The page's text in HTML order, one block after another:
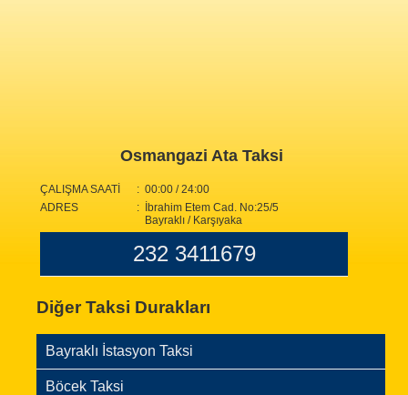
Osmangazi Ata Taksi
ÇALIŞMA SAATİ
: 00:00 / 24:00
ADRES
: İbrahim Etem Cad. No:25/5
Bayraklı / Karşıyaka
232 3411679
Diğer Taksi Durakları
Bayraklı İstasyon Taksi
Böcek Taksi